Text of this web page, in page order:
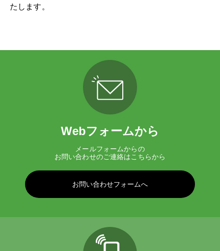
たします。
Webフォームから
メールフォームからの
お問い合わせのご連絡はこちらから
お問い合わせフォームへ